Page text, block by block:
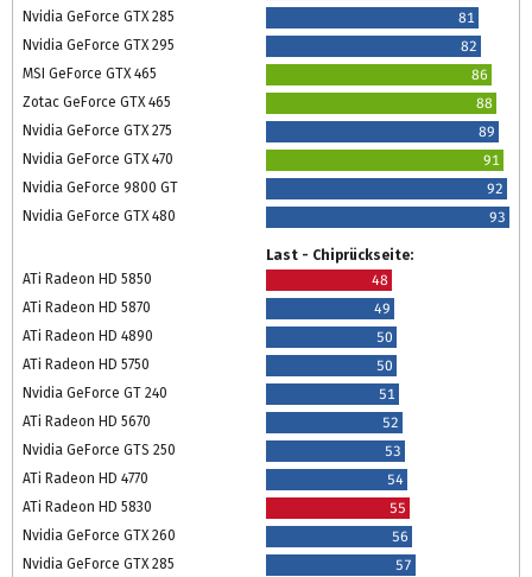
Nvidia GeForce GTX 285
81
Nvidia GeForce GTX 295
82
MSI GeForce GTX 465
86
Zotac GeForce GTX 465
88
Nvidia GeForce GTX 275
89
Nvidia GeForce GTX 470
91
Nvidia GeForce 9800 GT
92
Nvidia GeForce GTX 480
93
Last - Chiprückseite:
ATi Radeon HD 5850
48
ATi Radeon HD 5870
49
ATi Radeon HD 4890
50
ATi Radeon HD 5750
50
Nvidia GeForce GT 240
51
ATi Radeon HD 5670
52
Nvidia GeForce GTS 250
53
ATi Radeon HD 4770
54
ATi Radeon HD 5830
55
Nvidia GeForce GTX 260
56
Nvidia GeForce GTX 285
57